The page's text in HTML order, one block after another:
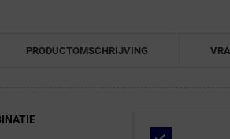
PRODUCTOMSCHRIJVING